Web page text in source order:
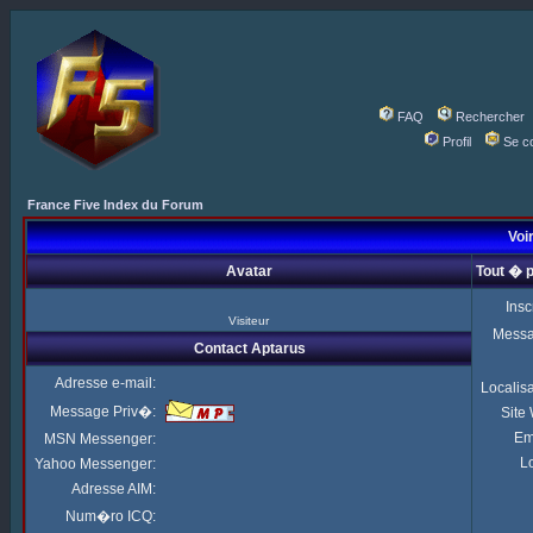
FAQ
Rechercher
Profil
Se
France Five Index du Forum
Avatar Tout �
Visiteur
Site
Contact Aptarus
Adresse e-mail:
Message Priv�:
MSN Messenger:
Yahoo Messenger:
Adresse AIM:
Num�ro ICQ: